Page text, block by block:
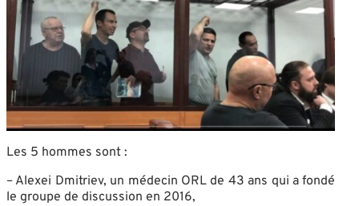
Les 5 hommes sont :
– Alexei Dmitriev, un médecin ORL de 43 ans qui a fondé
le groupe de discussion en 2016,